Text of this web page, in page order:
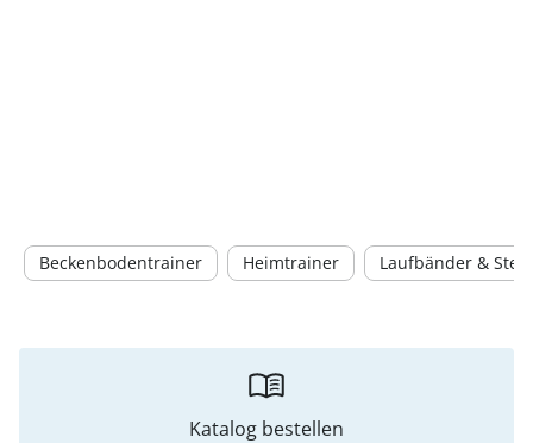
Beckenbodentrainer Heimtrainer Laufbänder &
Katalog bestellen